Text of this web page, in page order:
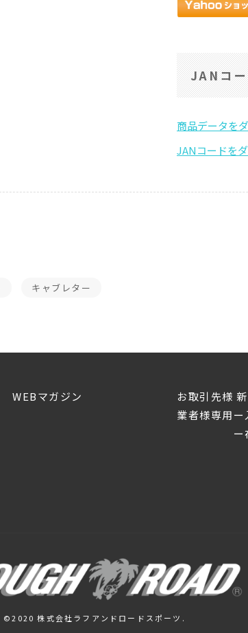
JANコ
キャブレター
WEBマガジン
お取引先様
業者様専用
ー在
©2020 株式会社ラフアンドロードスポーツ.